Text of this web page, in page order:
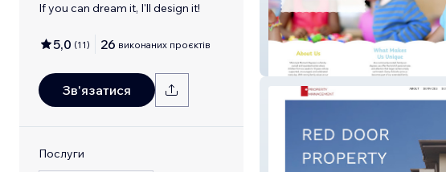
If you can dream it, I'll design it!
5,0 (11) 26 виконаних проєктів
Зв'язатися
Послуги
Mommy's Moment Daycare